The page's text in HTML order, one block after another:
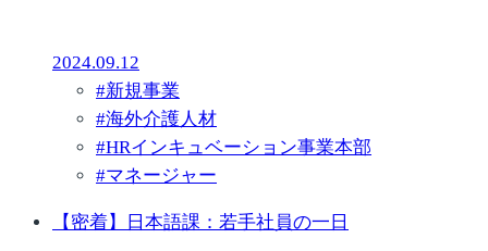
2024.09.12
#新規事業
#海外介護人材
#HRインキュベーション事業本部
#マネージャー
【密着】日本語課：若手社員の一日